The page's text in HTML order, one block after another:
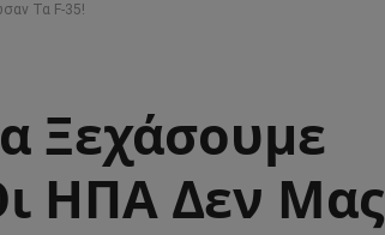
Τα F-35!
Ξεχάσουμε
ΗΠΑ Δεν Μας